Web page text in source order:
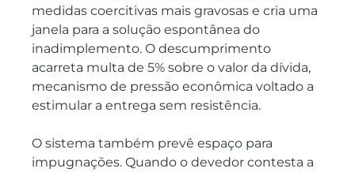
medidas coercitivas mais gravosas e cria uma
janela para a solução espontânea do
inadimplemento. O descumprimento
acarreta multa de 5% sobre o valor da dívida,
mecanismo de pressão econômica voltado a
estimular a entrega sem resistência.
O sistema também prevê espaço para
impugnações. Quando o devedor contesta a